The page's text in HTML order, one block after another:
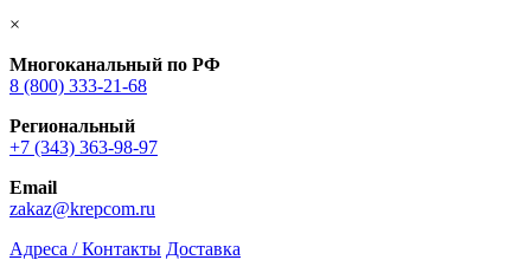
×
Многоканальный по РФ
8 (800) 333‑21-68
Региональный
+7 (343) 363-98-97
Email
zakaz@krepcom.ru
Адреса / Контакты Доставка